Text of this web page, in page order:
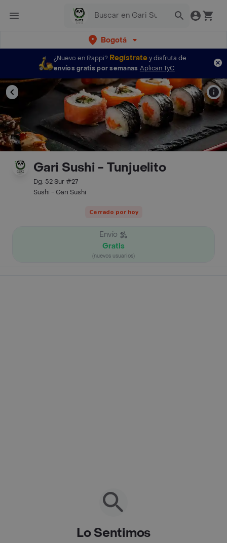
Bogotá
¿Nuevo en Rappi? Regístratey disfruta de
envíos gratis por semanas Aplican TyC
Gari Sushi - Tunjuelito
Dg. 52 Sur #27
Sushi - Gari Sushi
Cerrado por hoy
Envío
Gratis
(nuevos usuarios)
Lo Sentimos